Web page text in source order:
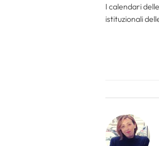
I calendari
istituzionali